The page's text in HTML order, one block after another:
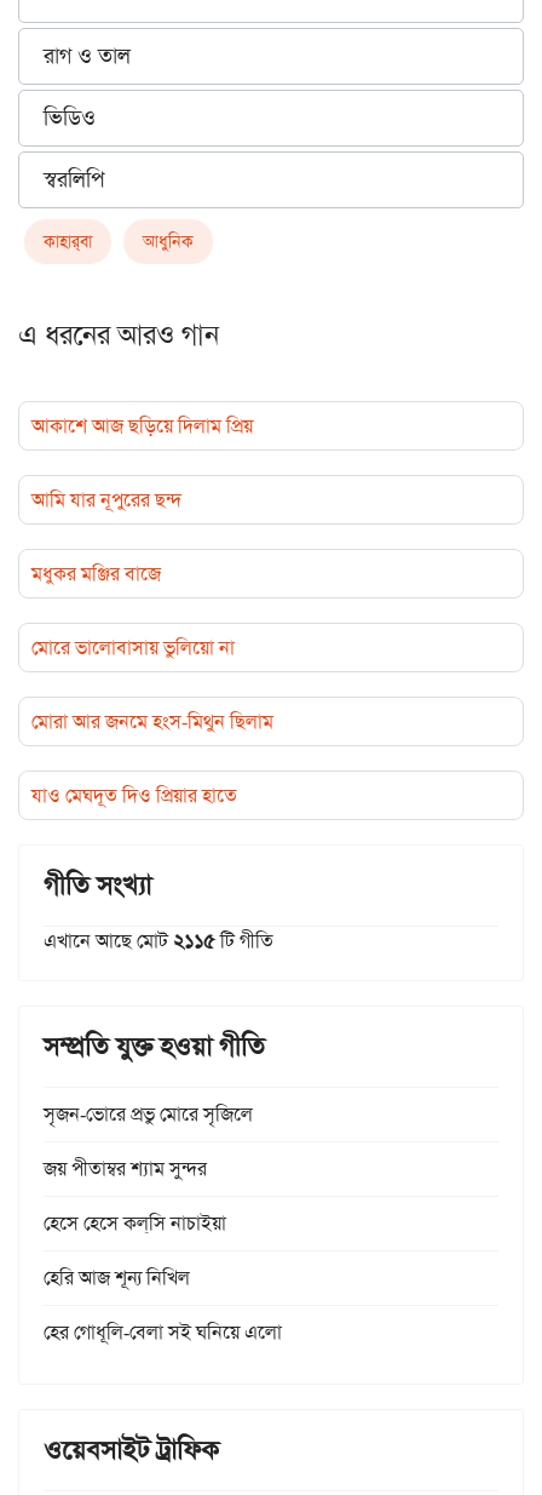
রাগ ও তাল
ভিডিও
স্বরলিপি
কাহার্‌বা আধুনিক
এ ধরনের আরও গান
আকাশে আজ ছড়িয়ে দিলাম প্রিয়
আমি যার নূপুরের ছন্দ
মধুকর মঞ্জির বাজে
মোরে ভালোবাসায় ভুলিয়ো না
মোরা আর জনমে হংস-মিথুন ছিলাম
যাও মেঘদূত দিও প্রিয়ার হাতে
গীতি সংখ্যা
এখানে আছে মোট২১১৫টি গীতি
সম্প্রতি যুক্ত হওয়া গীতি
সৃজন-ভোরে প্রভু মোরে সৃজিলে
জয় পীতাম্বর শ্যাম সুন্দর
হেসে হেসে কল্‌সি নাচাইয়া
হেরি আজ শূন্য নিখিল
হের গোধূলি-বেলা সই ঘনিয়ে এলো
ওয়েবসাইট ট্রাফিক